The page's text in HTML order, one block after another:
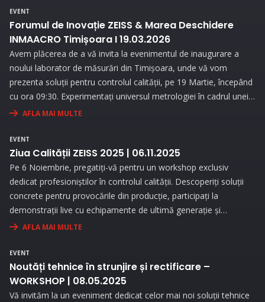
EVENT
Forumul de Inovație ZEISS & Marea Deschidere
INMAACRO Timișoara I 19.03.2026
Avem plăcerea de a vă invita la evenimentul de inaugurare a
noului laborator de măsurări din Timișoara, unde vă vom
prezenta soluții pentru controlul calității, pe 19 Martie, începând
cu ora 09:30. Experimentați universul metrologiei în cadrul unei
expoziții interesante și prin prezentări interactive!
AFLA MAI MULTE
EVENT
Ziua Calității ZEISS 2025 | 06.11.2025
Pe 6 Noiembrie, pregatiți-vă pentru un workshop exclusiv
dedicat profesioniștilor în controlul calității. Descoperiți soluții
concrete pentru provocările din producție, participați la
demonstrații live cu echipamente de ultimă generație și
beneficiați de consultanță personalizată pentru a vă optimiza
AFLA MAI MULTE
EVENT
Noutăți tehnice în strunjire și rectificare –
WORKSHOP | 08.05.2025
Vă invităm la un eveniment dedicat celor mai noi soluții tehnice